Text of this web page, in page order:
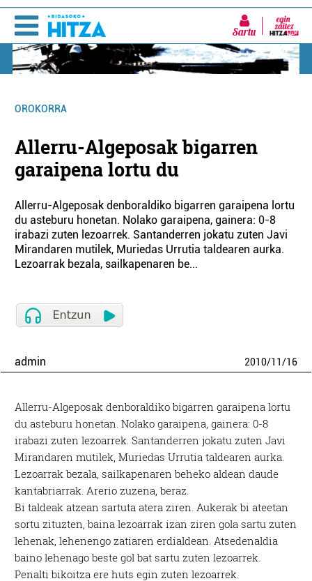
Sartu
OROKORRA
Allerru-Algeposak bigarren
garaipena lortu du
Allerru-Algeposak denboraldiko bigarren garaipena lortu
du asteburu honetan. Nolako garaipena, gainera: 0-8
irabazi zuten lezoarrek. Santanderren jokatu zuten Javi
Mirandaren mutilek, Muriedas Urrutia taldearen aurka.
Lezoarrak bezala, sailkapenaren be...
admin 2010/11/16
Allerru-Algeposak denboraldiko bigarren garaipena lortu
du asteburu honetan. Nolako garaipena, gainera: 0-8
irabazi zuten lezoarrek. Santanderren jokatu zuten Javi
Mirandaren mutilek, Muriedas Urrutia taldearen aurka.
Lezoarrak bezala, sailkapenaren beheko aldean daude
kantabriarrak. Arerio zuzena, beraz.
Bi taldeak atzean sartuta atera ziren. Aukerak bi ateetan
sortu zituzten, baina lezoarrak izan ziren gola sartu zuten
lehenak, lehenengo zatiaren erdialdean. Atsedenaldia
baino lehenago beste gol bat sartu zuten lezoarrek.
Penalti bikoitza ere huts egin zuten lezoarrek.